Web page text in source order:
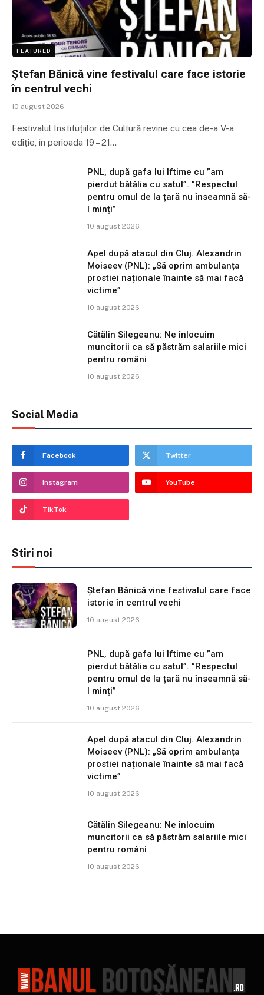
FEATURED
Ștefan Bănică vine festivalul care face istorie
în centrul vechi
10 august 2026
Festivalul Instituțiilor de Cultură revine cu cea de-a V-a
ediție, în perioada 19 – 21…
PNL, după gafa lui Iftime cu ”am
pierdut bătălia cu satul”. ”Respectul
pentru omul de la țară nu înseamnă să-
l minți”
10 august 2026
Apel după atacul din Cluj. Alexandrin
Moiseev (PNL): „Să oprim ambulanța
prostiei naționale înainte să mai facă
victime”
10 august 2026
Cătălin Silegeanu: Ne înlocuim
muncitorii ca să păstrăm salariile mici
pentru români
10 august 2026
Social Media
Facebook Twitter
Instagram YouTube
TikTok
Stiri noi
Ștefan Bănică vine festivalul care face
istorie în centrul vechi
10 august 2026
PNL, după gafa lui Iftime cu ”am
pierdut bătălia cu satul”. ”Respectul
pentru omul de la țară nu înseamnă să-
l minți”
10 august 2026
Apel după atacul din Cluj. Alexandrin
Moiseev (PNL): „Să oprim ambulanța
prostiei naționale înainte să mai facă
victime”
10 august 2026
Cătălin Silegeanu: Ne înlocuim
muncitorii ca să păstrăm salariile mici
pentru români
10 august 2026